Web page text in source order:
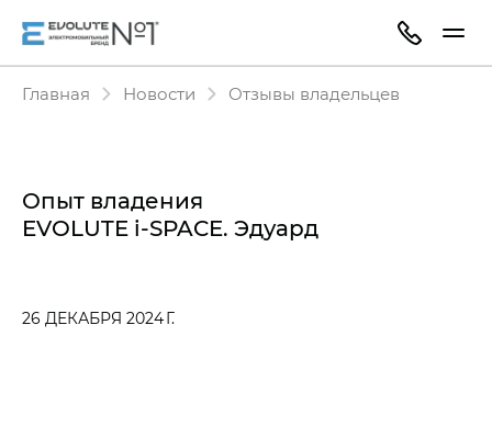
Главная Новости Отзывы владельцев
Опыт владения
EVOLUTE i‑SPACE. Эдуард
26 ДЕКАБРЯ 2024 Г.